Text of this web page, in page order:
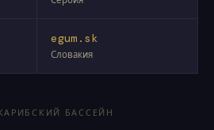
egum.sk
Словакия
БАССЕЙН